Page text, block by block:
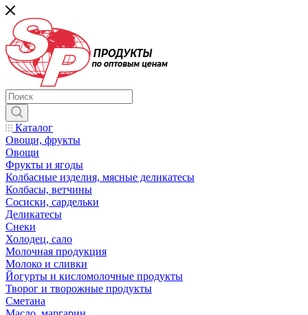
Каталог
Овощи, фрукты
Овощи
Фрукты и ягоды
Колбасные изделия, мясные деликатесы
Колбасы, ветчины
Сосиски, сардельки
Деликатесы
Снеки
Холодец, сало
Молочная продукция
Молоко и сливки
Йогурты и кисломолочные продукты
Творог и творожные продукты
Сметана